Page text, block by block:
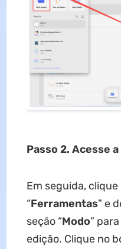
Passo 2. Acesse
Em seguida,
“Ferramentas” e
seção “Modo”
edição. Clique no